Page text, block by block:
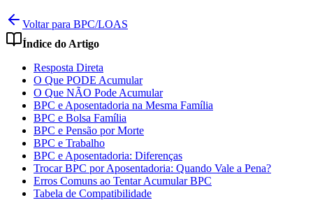
Voltar para BPC/LOAS
Índice do Artigo
Resposta Direta
O Que PODE Acumular
O Que NÃO Pode Acumular
BPC e Aposentadoria na Mesma Família
BPC e Bolsa Família
BPC e Pensão por Morte
BPC e Trabalho
BPC e Aposentadoria: Diferenças
Trocar BPC por Aposentadoria: Quando Vale a Pena?
Erros Comuns ao Tentar Acumular BPC
Tabela de Compatibilidade